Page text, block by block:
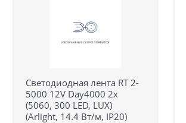
Светодиодная лента RT 2-
5000 12V Day4000 2x
(5060, 300 LED, LUX)
(Arlight, 14.4 Вт/м, IP20)